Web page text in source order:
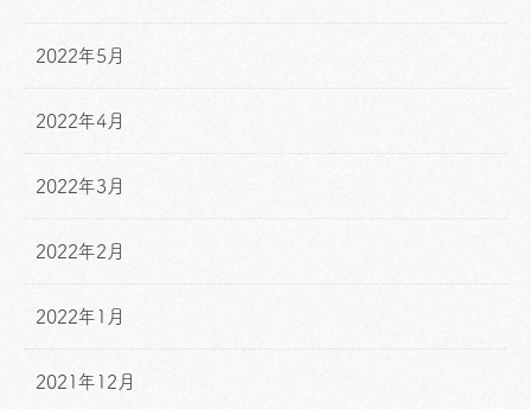
2022年5月
2022年4月
2022年3月
2022年2月
2022年1月
2021年12月